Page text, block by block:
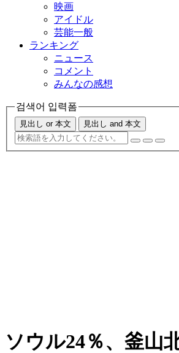
映画
アイドル
芸能一般
ランキング
ニュース
コメント
みんなの感想
검색어 입력폼
見出し or 本文 見出し and 本文
ソウル24％、釜山